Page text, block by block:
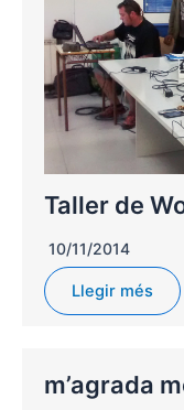
Taller de
10/11/2014
Llegir més
m’agrada